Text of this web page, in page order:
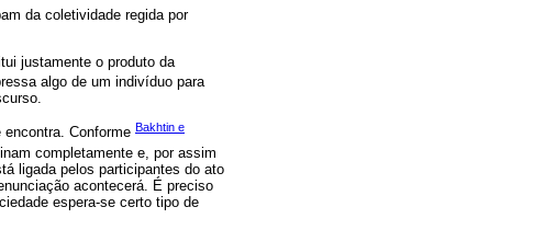
da coletividade regida por
justamente o produto da
algo de um indivíduo para
Conforme Bakhtin e
completamente e, por assim
ligada pelos participantes do ato
acontecerá. É preciso
espera-se certo tipo de